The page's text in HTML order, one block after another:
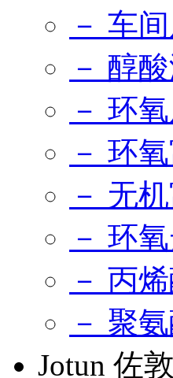
－ 车
－ 醇
－ 环
－ 环
－ 无
－ 环
－ 丙
－ 聚
Jotun 佐敦